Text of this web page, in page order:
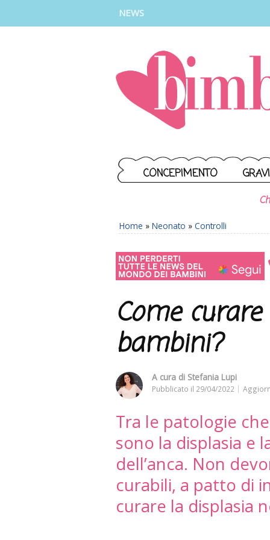
NEWS
CONCEPIMENTO
Home » Neonato » Controlli
Come
bambini?
A cura di Stefania Lupi
Pubblicato il 29/04/2022
Tra le patologie
sono la displasia e
dell’anca. Non
curabili, a patto di
curare la displasia